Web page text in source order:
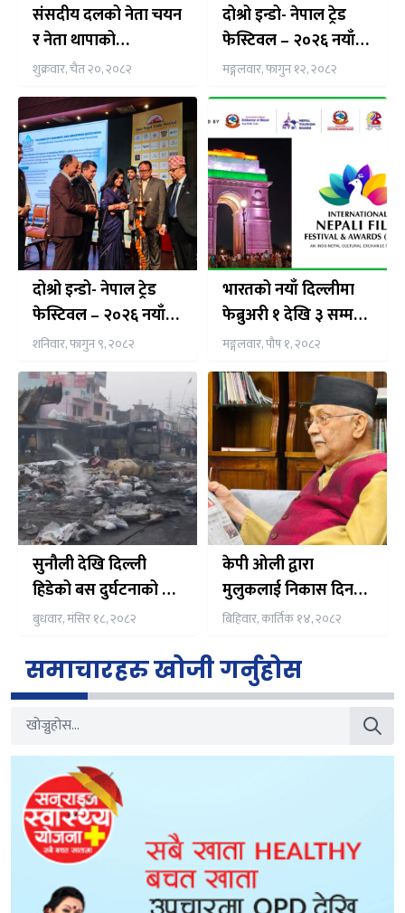
संसदीय दलको नेता चयन
र नेता थापाको
अभिव्यक्तिले एमालेमा
विवाद
शुक्रवार, चैत २०, २०८२
दोश्रो इन्डो- नेपाल ट्रेड
फेस्टिवल – २०२६ नयाँ
दिल्लीमा भव्यरुपमा
सम्पन्न,
मङ्गलवार, फागुन १२, २०८२
दोश्रो इन्डो- नेपाल ट्रेड
फेस्टिवल – २०२६ नयाँ
दिल्लीमा शुक्रबार देखि
सुरु
शनिवार, फागुन ९, २०८२
भारतको नयाँ दिल्लीमा
फेब्रुअरी १ देखि ३ सम्म
‘इन्टरनेसनल नेपाली
फिल्म एण्ड अवार्ड्स’
कार्यक्रमको आयोजना हुदै
मङ्गलवार, पौष १, २०८२
सुनौली देखि दिल्ली
हिडेको बस दुर्घटनाको २४
घन्टा बित्दा पनि ट्राभल
छैनन् मृतक यात्रुको
विवरण
बुधवार, मंसिर १८, २०८२
केपी ओली द्वारा
मुलुकलाई निकास दिन
फेरि सर्वपक्षीय सरकारको
बिहिवार, कार्तिक १४, २०८२
समाचारहरु खोजी गर्नुहोस